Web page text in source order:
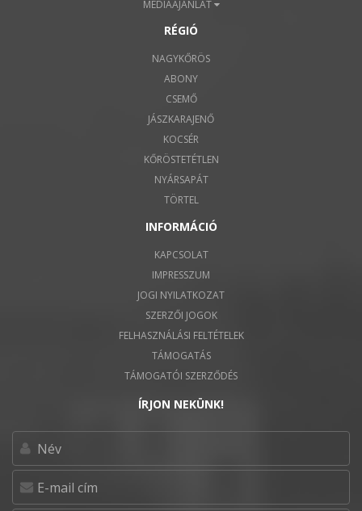
MÉDIAAJÁNLAT
RÉGIÓ
NAGYKŐRÖS
ABONY
CSEMŐ
JÁSZKARAJENŐ
KOCSÉR
KŐRÖSTETÉTLEN
NYÁRSAPÁT
TÖRTEL
INFORMÁCIÓ
KAPCSOLAT
IMPRESSZUM
JOGI NYILATKOZAT
SZERZŐI JOGOK
FELHASZNÁLÁSI FELTÉTELEK
TÁMOGATÁS
TÁMOGATÓI SZERZŐDÉS
ÍRJON NEKÜNK!